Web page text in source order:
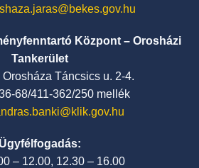
Központ – Orosházi
Tankerület
Táncsics u. 2-4.
68/411-362/250 mellék
Ügyfélfogadás:
– 12.00, 12.30 – 16.00